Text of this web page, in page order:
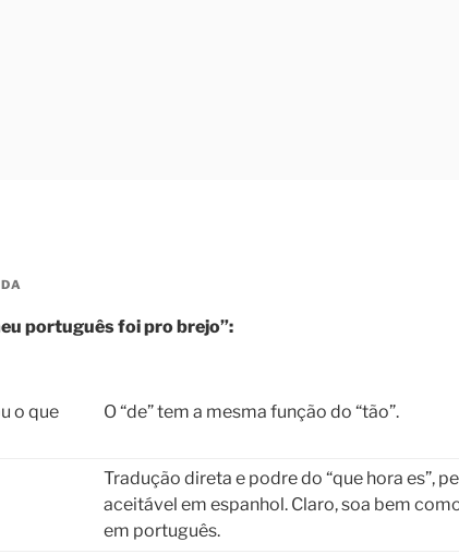
português foi pro brejo”:
o que
O “de” tem a mesma função do “tão”.
Tradução direta e podre do “que hora es”,
aceitável em espanhol. Claro, soa bem
em português.